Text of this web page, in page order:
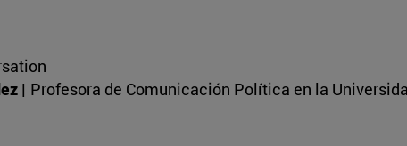
| Profesora de Comunicación Política en la